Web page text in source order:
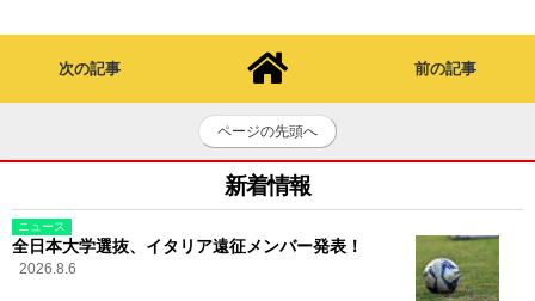
次の記事 前の記事
ページの先頭へ
新着情報
ニュース
全日本大学選抜、イタリア遠征メンバー発表！
2026.8.6